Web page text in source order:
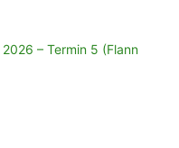
– Termin 5 (Flann